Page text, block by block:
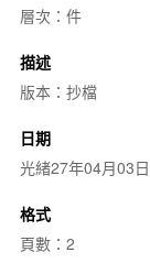
層次：件
描述
版本：抄檔
日期
光緒27年04月03日
格式
頁數：2